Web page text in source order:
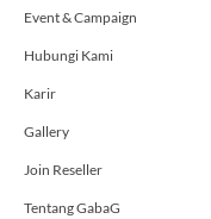
Event & Campaign
Hubungi Kami
Karir
Gallery
Join Reseller
Tentang GabaG